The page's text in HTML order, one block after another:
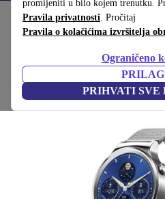
promijeniti u bilo kojem trenutku.
Pravila privatnosti. Pročitaj
Pravila o kolačićima izvršitelja
Ograničeno
PRIHVATI SVE
Početna stranica Proizvodi Pametni satovi
Huawei Watch Classic
42 mm | Srebrna | Milanese
(Prikupljanje recenzija)